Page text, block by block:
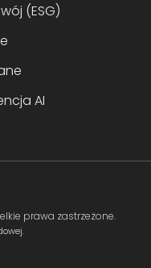
(ESG)
AI
prawa zastrzeżone.